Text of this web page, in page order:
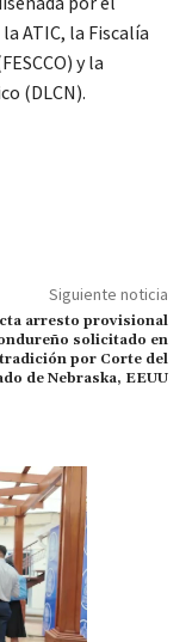
ATIC, la Fiscalía
y la
(DLCN).
Siguiente noticia
arresto provisional
solicitado en
por Corte del
de Nebraska, EEUU